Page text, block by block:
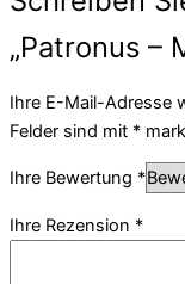
„Patronus –
Ihre E-Mail-Adresse
Felder sind mit *
Ihre Bewertung *
Ihre Rezension *